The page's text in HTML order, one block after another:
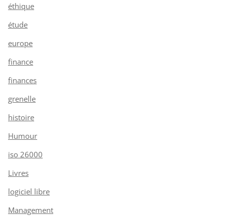
éthique
étude
europe
finance
finances
grenelle
histoire
Humour
iso 26000
Livres
logiciel libre
Management